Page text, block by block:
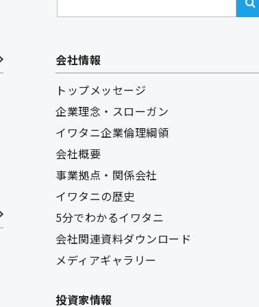
会社情報
トップメッセージ
企業理念・スローガン
イワタニ企業倫理綱領
会社概要
事業拠点・関係会社
イワタニの歴史
5分でわかるイワタニ
会社関連資料ダウンロード
メディアギャラリー
投資家情報